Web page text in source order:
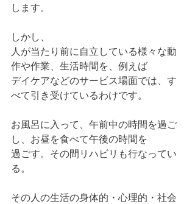
します。
しかし、
人が当たり前に自立している様々な動
作や作業、生活時間を、例えば
デイケアなどのサービス場面では、す
べて引き受けているわけです。
お風呂に入って、午前中の時間を過ご
し、お昼を食べて午後の時間を
過ごす。その間リハビリも行なってい
る。
その人の生活の身体的・心理的・社会